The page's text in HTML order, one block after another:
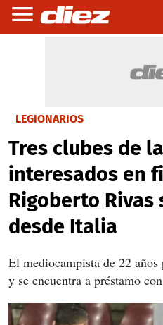
LEGIONARIOS
Tres clubes de
interesados en
Rigoberto Rivas
desde Italia
El mediocampista de 22
y se encuentra a préstamo